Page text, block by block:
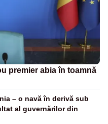
premier abia în toamnă
– o navă în derivă sub
al guvernărilor din